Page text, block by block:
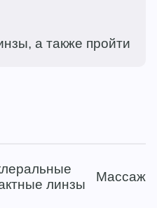
а также пройти
линзы
Массаж